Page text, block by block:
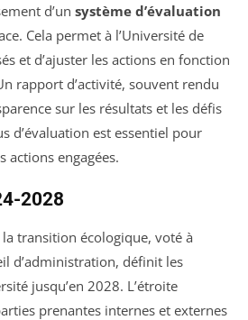
d’un système d’évaluation
Cela permet à l’Université de
et d’ajuster les actions en fonction
rapport d’activité, souvent rendu
sur les résultats et les défis
d’évaluation est essentiel pour
actions engagées.
2028
transition écologique, voté à
d’administration, définit les
jusqu’en 2028. L’étroite
prenantes internes et externes